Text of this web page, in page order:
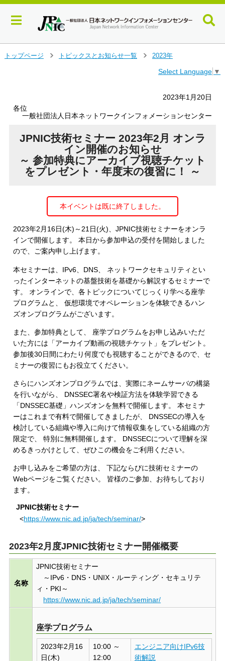
トップページ
トピックスとお知らせ一覧
2023年
Select Language ▼
2023年1月20日
各位
一般社団法人日本ネットワークインフォメーションセンター
JPNIC技術セミナー 2023年2月 オンラ
イン開催のお知らせ
～ 参加特典にアーカイブ視聴チケット
をプレゼント・年度末の復習に！ ～
本イベントは既に終了しました。
2023年2月16日(木)～21日(火)、JPNIC技術セミナーをオンラ
インで開催します。 本日から参加申込の受付を開始しました
ので、ご案内申し上げます。
本セミナーは、IPv6、DNS、 ネットワークセキュリティとい
ったインターネットの基盤技術を基礎から解説するセミナーで
す。 オンラインで、各トピックについてじっくり学べる座学
プログラムと、 仮想環境でオペレーションを体験できるハン
ズオンプログラムがございます。
また、参加特典として、 座学プログラムをお申し込みいただ
いた方には「アーカイブ動画の視聴チケット」をプレゼント。
参加後30日間にわたり何度でも視聴することができるので、セ
ミナーの復習にもお役立てください。
さらにハンズオンプログラムでは、実際にネームサーバの構築
を行いながら、 DNSSEC署名や検証方法を体験学習できる
「DNSSEC基礎」ハンズオンを無料で開催します。 本セミナ
ーはこれまで有料で開催してきましたが、 DNSSECの導入を
検討している組織や導入に向けて情報収集をしている組織の方
限定で、 特別に無料開催します。 DNSSECについて理解を深
めるきっかけとして、ぜひこの機会をご利用ください。
お申し込みをご希望の方は、 下記ならびに技術セミナーの
Webページをご覧ください。 皆様のご参加、お待ちしており
ます。
JPNIC技術セミナー
<https://www.nic.ad.jp/ja/tech/seminar/>
2023年2月度JPNIC技術セミナー開催概要
名称
JPNIC技術セミナー
～IPv6・DNS・UNIX・ルーティング・セキュリテ
ィ・PKI～
https://www.nic.ad.jp/ja/tech/seminar/
座学プログラム
2023年2月16
日(木)
10:00 ～
12:00
エンジニア向けIPv6技
術解説